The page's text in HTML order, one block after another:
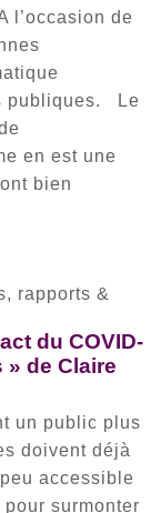
l’occasion de
publiques. Le
en est une
bien
rapports &
du COVID-
» de Claire
un public plus
doivent déjà
accessible
surmonter